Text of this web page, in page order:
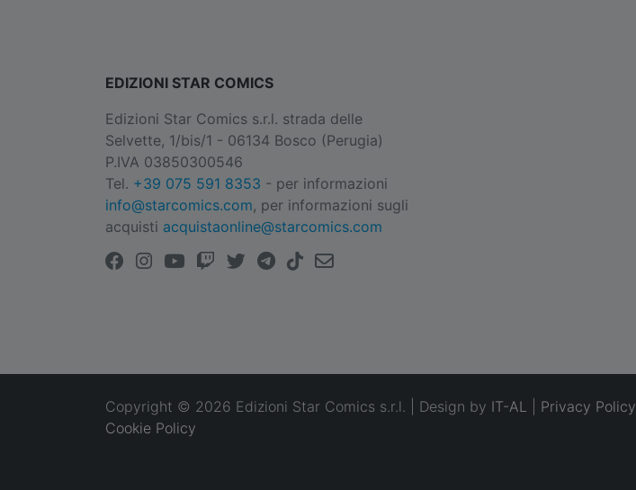
EDIZIONI STAR COMICS
Edizioni Star Comics s.r.l. strada delle
Selvette, 1/bis/1 - 06134 Bosco (Perugia)
P.IVA 03850300546
Tel. +39 075 591 8353 - per informazioni
info@starcomics.com, per informazioni sugli
acquisti acquistaonline@starcomics.com
Copyright © 2026 Edizioni Star Comics s.r.l. | Design by IT-AL Privacy Policy
Cookie Policy